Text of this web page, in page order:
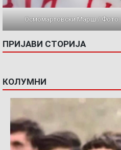
Осмомартовски Марш / Фото:
ПРИЈАВИ СТОРИЈА
КОЛУМНИ